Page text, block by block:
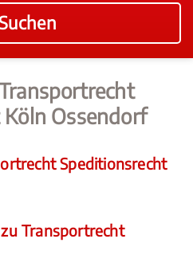
Ossendorf
Speditionsrecht
Transportrecht